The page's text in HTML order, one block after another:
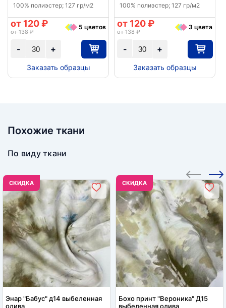
100% полиэстер; 127 гр/м2
+
-
от 120 ₽
от 138 ₽
5 цветов
Заказать образцы
100% полиэстер; 127 гр/м2
+
-
от 120 ₽
от 138 ₽
3 цвета
Заказать образцы
Похожие ткани
По виду ткани
CКИДКА
Энар "Бабус" д14 выбеленная
олива
CКИДКА
Бохо принт "Вероника" Д15
выбеленная олива